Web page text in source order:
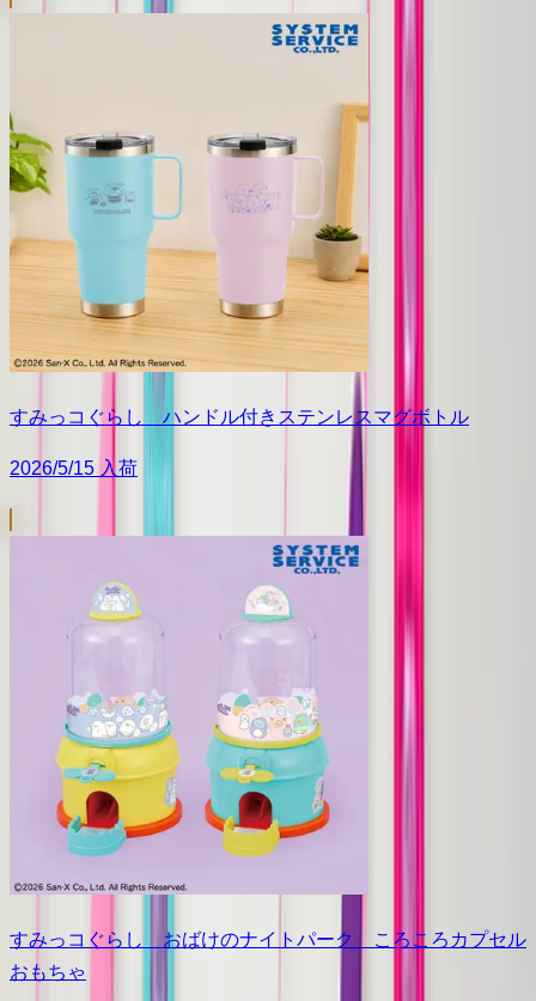
すみっコぐらし ハンドル付きステンレスマグボトル
2026/5/15 入荷
すみっコぐらし おばけのナイトパーク ころころカプセル
おもちゃ